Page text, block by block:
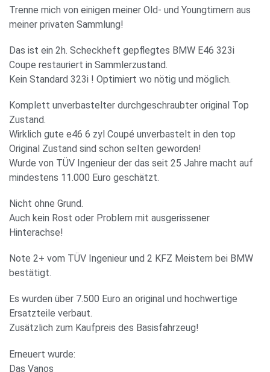
Trenne mich von einigen meiner Old- und Youngtimern aus
meiner privaten Sammlung!
Das ist ein 2h. Scheckheft gepflegtes BMW E46 323i
Coupe restauriert in Sammlerzustand.
Kein Standard 323i ! Optimiert wo nötig und möglich.
Komplett unverbastelter durchgeschraubter original Top
Zustand.
Wirklich gute e46 6 zyl Coupé unverbastelt in den top
Original Zustand sind schon selten geworden!
Wurde von TÜV Ingenieur der das seit 25 Jahre macht auf
mindestens 11.000 Euro geschätzt.
Nicht ohne Grund.
Auch kein Rost oder Problem mit ausgerissener
Hinterachse!
Note 2+ vom TÜV Ingenieur und 2 KFZ Meistern bei BMW
bestätigt.
Es wurden über 7.500 Euro an original und hochwertige
Ersatzteile verbaut.
Zusätzlich zum Kaufpreis des Basisfahrzeug!
Erneuert wurde:
Das Vanos